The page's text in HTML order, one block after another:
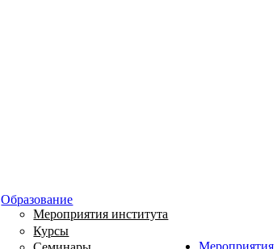
Образование
Мероприятия института
Курсы
Мероприятия